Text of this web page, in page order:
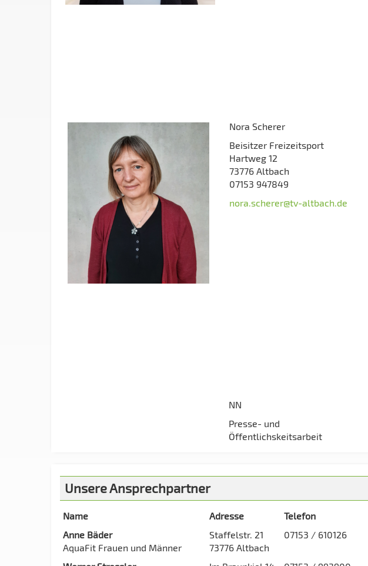
Nora Scherer
Beisitzer Freizeitsport
Hartweg 12
73776 Altbach
07153 947849
nora.scherer@tv-altbach.de
NN
Presse- und
Öffentlichskeitsarbeit
Unsere Ansprechpartner
Name Adresse
Telefon
Anne Bäder
AquaFit Frauen und Männer
Staffelstr. 21
73776 Altbach
07153 / 610126